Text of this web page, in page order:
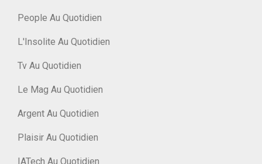
People Au Quotidien
L'Insolite Au Quotidien
Tv Au Quotidien
Le Mag Au Quotidien
Argent Au Quotidien
Plaisir Au Quotidien
IATech Au Quotidien